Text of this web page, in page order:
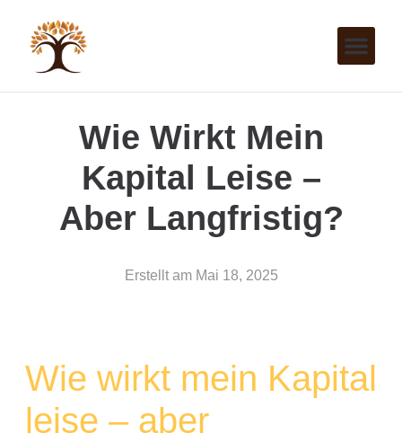
Wie Wirkt Mein
Kapital Leise –
Aber Langfristig?
Erstellt am Mai 18, 2025
Wie wirkt mein Kapital
leise – aber